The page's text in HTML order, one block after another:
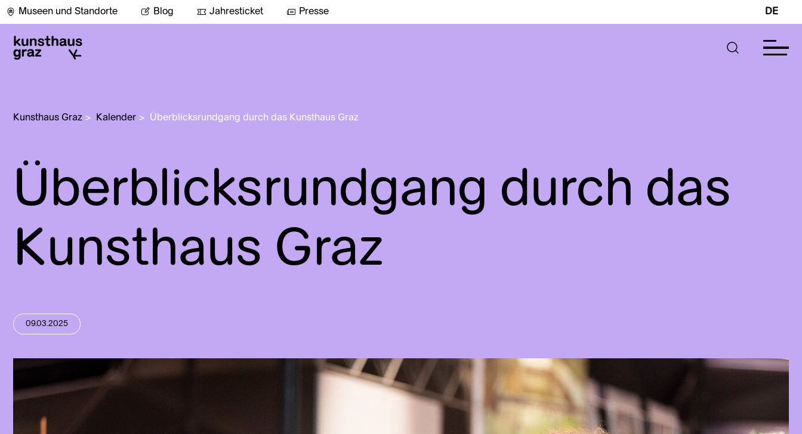
Museen und Standorte Blog Jahresticket Presse DE
Kunsthaus Graz > Kalender > Überblicksrundgang durch das Kunsthaus Graz
Überblicksrundgang durch das
Kunsthaus Graz
09.03.2025